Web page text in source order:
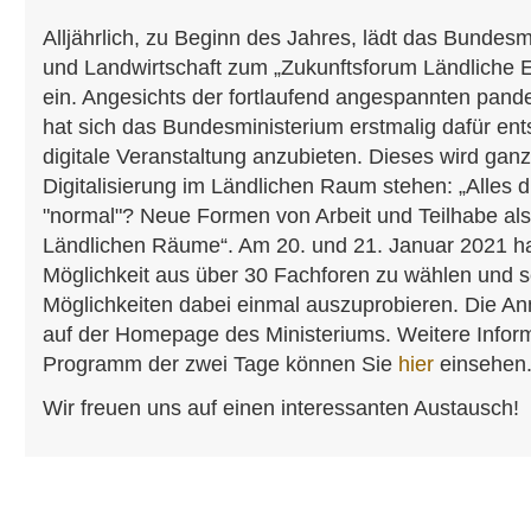
Alljährlich, zu Beginn des Jahres, lädt das
und Landwirtschaft zum „Zukunftsforum Ländliche
ein. Angesichts der fortlaufend angespannten
hat sich das Bundesministerium erstmalig dafür
digitale Veranstaltung anzubieten. Dieses wird
Digitalisierung im Ländlichen Raum stehen: „Alles
"normal"? Neue Formen von Arbeit und Teilhabe
Ländlichen Räume“. Am 20. und 21. Januar 2021
Möglichkeit aus über 30 Fachforen zu wählen und
Möglichkeiten dabei einmal auszuprobieren. Die
auf der Homepage des Ministeriums. Weitere
Programm der zwei Tage können Sie hier einsehen.
Wir freuen uns auf einen interessanten Austausch!